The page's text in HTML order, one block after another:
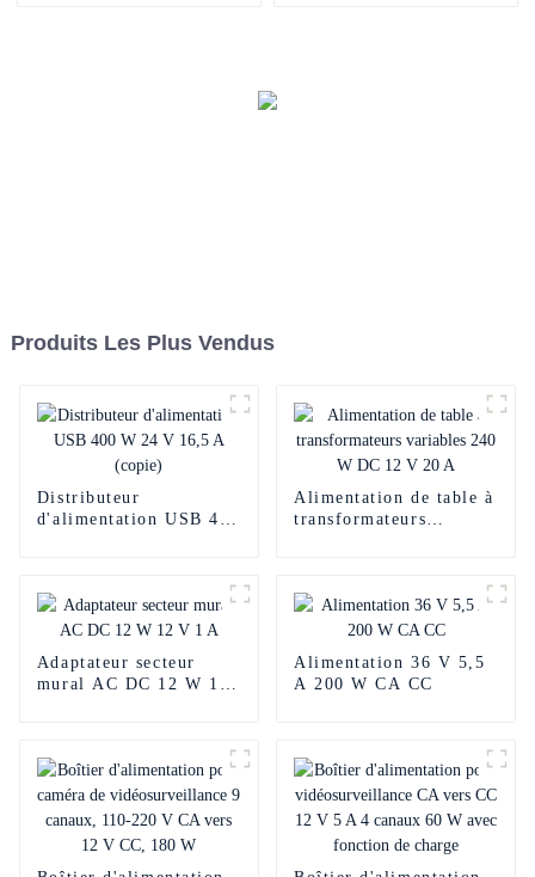
Produits Les Plus Vendus
Distributeur
d'alimentation USB 400
Alimentation de table à
transformateurs
Adaptateur secteur
mural AC DC 12 W 12
Alimentation 36 V 5,5
A 200 W CA CC